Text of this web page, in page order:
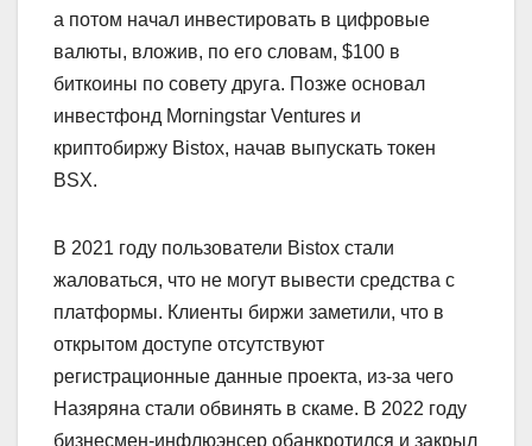
а потом начал инвестировать в цифровые
валюты, вложив, по его словам, $100 в
биткоины по совету друга. Позже основал
инвестфонд Morningstar Ventures и
криптобиржу Bistox, начав выпускать токен
BSX.
В 2021 году пользователи Bistox стали
жаловаться, что не могут вывести средства с
платформы. Клиенты биржи заметили, что в
открытом доступе отсутствуют
регистрационные данные проекта, из-за чего
Назяряна стали обвинять в скаме. В 2022 году
бизнесмен-инфлюэнсер обанкротился и закрыл